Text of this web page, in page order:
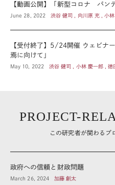
【動画公開】「新型コロナ パン
June 28, 2022 渋谷 健司 , 向川原 充 , 小
【受付終了】5/24開催 ウェビナ
焉に向けて」
May 10, 2022 渋谷 健司 , 小林 慶一郎 , 徳
PROJECT-
この研究者が関わるプ
政府への信頼と財政問題
March 26, 2024 加藤 創太